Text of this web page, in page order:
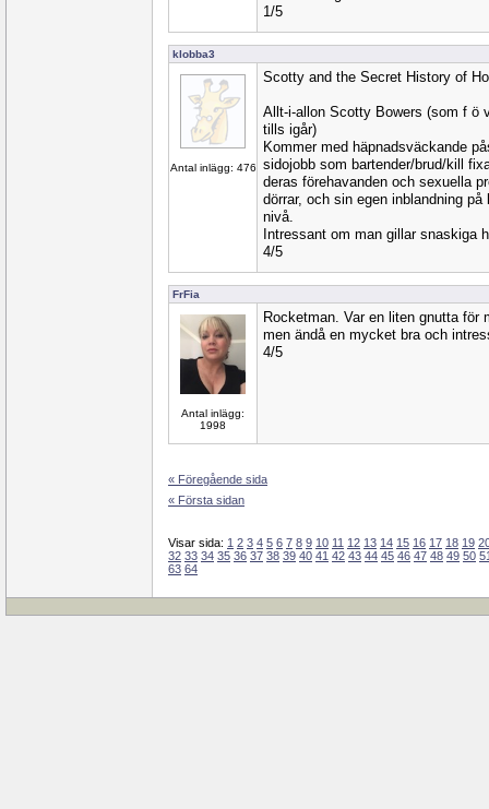
1/5
klobba3
Antal inlägg: 476
Scotty and the Secret History of
Allt-i-allon Scotty Bowers (som f ö
tills igår)
Kommer med häpnadsväckande
sidojobb som bartender/brud/kill
deras förehavanden och sexuella
dörrar, och sin egen inblandning
nivå.
Intressant om man gillar snaskiga
4/5
FrFia
Antal inlägg:
1998
Rocketman. Var en liten gnutta
men ändå en mycket bra och
4/5
« Föregående sida
« Första sidan
Visar sida: 1 2 3 4 5 6 7 8 9 10 11 12 13 14 15 16 17 18 19
32 33 34 35 36 37 38 39 40 41 42 43 44 45 46 47 48 49 50
63 64